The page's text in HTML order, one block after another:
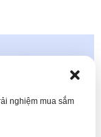
nghiệm mua sắm